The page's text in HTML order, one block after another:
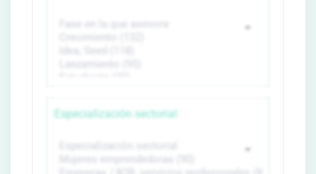
Especialización sectorial